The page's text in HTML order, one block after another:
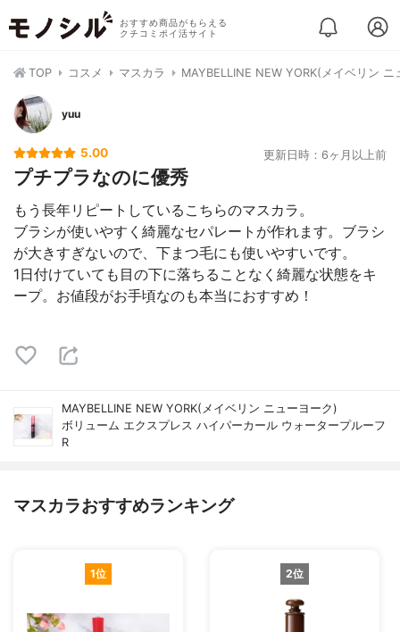
おすすめ商品がもらえる
クチコミポイ活サイト
TOP コスメ マスカラ MAYBELLINE NEW YORK(メイベリン
yuu
5.00 更新日時：6ヶ月以上前
プチプラなのに優秀
もう長年リピートしているこちらのマスカラ。
ブラシが使いやすく綺麗なセパレートが作れます。ブラシ
が大きすぎないので、下まつ毛にも使いやすいです。
1日付けていても目の下に落ちることなく綺麗な状態をキ
ープ。お値段がお手頃なのも本当におすすめ！
MAYBELLINE NEW YORK(メイベリン ニューヨーク)
ボリューム エクスプレス ハイパーカール ウォータープルーフ
R
マスカラおすすめランキング
1位 2位